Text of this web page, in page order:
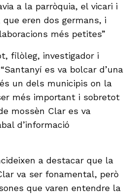
a la parròquia, el vicari i
eren dos germans, i
més petites”
filòleg, investigador i
es va bolcar d’una
un dels municipis on la
més important i sobretot
mossèn Clar es va
d’informació
a destacar que la
va ser fonamental, però
que varen entendre la